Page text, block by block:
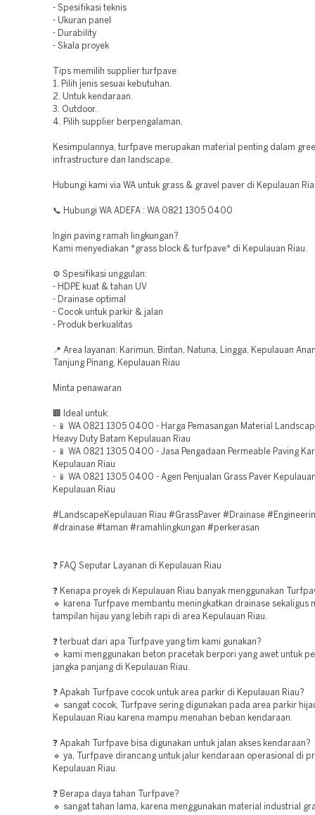
- Spesifikasi teknis
- Ukuran panel
- Durability
- Skala proyek
Tips memilih supplier turfpave:
1. Pilih jenis sesuai kebutuhan.
2. Untuk kendaraan.
3. Outdoor.
4. Pilih supplier berpengalaman.
Kesimpulannya, turfpave merupakan material penting dalam
infrastructure dan landscape.
Hubungi kami via WA untuk grass & gravel paver di Kepulauan
📞 Hubungi WA ADEFA : WA 0821 1305 0400
Ingin paving ramah lingkungan?
Kami menyediakan *grass block & turfpave* di Kepulauan Riau.
⚙️ Spesifikasi unggulan:
- HDPE kuat & tahan UV
- Drainase optimal
- Cocok untuk parkir & jalan
- Produk berkualitas
📍 Area layanan: Karimun, Bintan, Natuna, Lingga, Kepulauan
Tanjung Pinang, Kepulauan Riau
Minta penawaran
🏢 Ideal untuk:
- 📱 WA 0821 1305 0400 - Harga Pemasangan Material
Heavy Duty Batam Kepulauan Riau
- 📱 WA 0821 1305 0400 - Jasa Pengadaan Permeable Paving
Kepulauan Riau
- 📱 WA 0821 1305 0400 - Agen Penjualan Grass Paver
Kepulauan Riau
#LandscapeKepulauan Riau #GrassPaver #Drainase
#drainase #taman #ramahlingkungan #perkerasan
❓ FAQ Seputar Layanan di Kepulauan Riau
❓ Kenapa proyek di Kepulauan Riau banyak menggunakan
🔹 karena Turfpave membantu meningkatkan drainase sekaligus
tampilan hijau yang lebih rapi di area Kepulauan Riau.
❓ terbuat dari apa Turfpave yang tim kami gunakan?
🔹 kami menggunakan beton pracetak berpori yang awet untuk
jangka panjang di Kepulauan Riau.
❓ Apakah Turfpave cocok untuk area parkir di Kepulauan Riau?
🔹 sangat cocok, Turfpave sering digunakan pada area parkir
Kepulauan Riau karena mampu menahan beban kendaraan.
❓ Apakah Turfpave bisa digunakan untuk jalan akses kendaraan?
🔹 ya, Turfpave dirancang untuk jalur kendaraan operasional di
Kepulauan Riau.
❓ Berapa daya tahan Turfpave?
🔹 sangat tahan lama, karena menggunakan material industrial